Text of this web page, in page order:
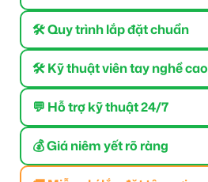
🛠 Quy trình lắp đặt chuẩn
🛠 Kỹ thuật viên tay nghề cao
💬 Hỗ trợ kỹ thuật 24/7
💰 Giá niêm yết rõ ràng